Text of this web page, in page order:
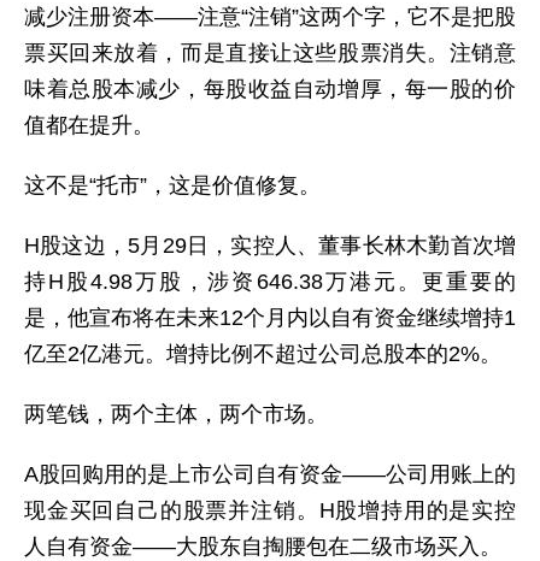
减少注册资本——注意“注销”这两个字，它不是把股
票买回来放着，而是直接让这些股票消失。注销意
味着总股本减少，每股收益自动增厚，每一股的价
值都在提升。
这不是“托市”，这是价值修复。
H股这边，5月29日，实控人、董事长林木勤首次增
持H股4.98万股，涉资646.38万港元。更重要的
是，他宣布将在未来12个月内以自有资金继续增持1
亿至2亿港元。增持比例不超过公司总股本的2%。
两笔钱，两个主体，两个市场。
A股回购用的是上市公司自有资金——公司用账上的
现金买回自己的股票并注销。H股增持用的是实控
人自有资金——大股东自掏腰包在二级市场买入。